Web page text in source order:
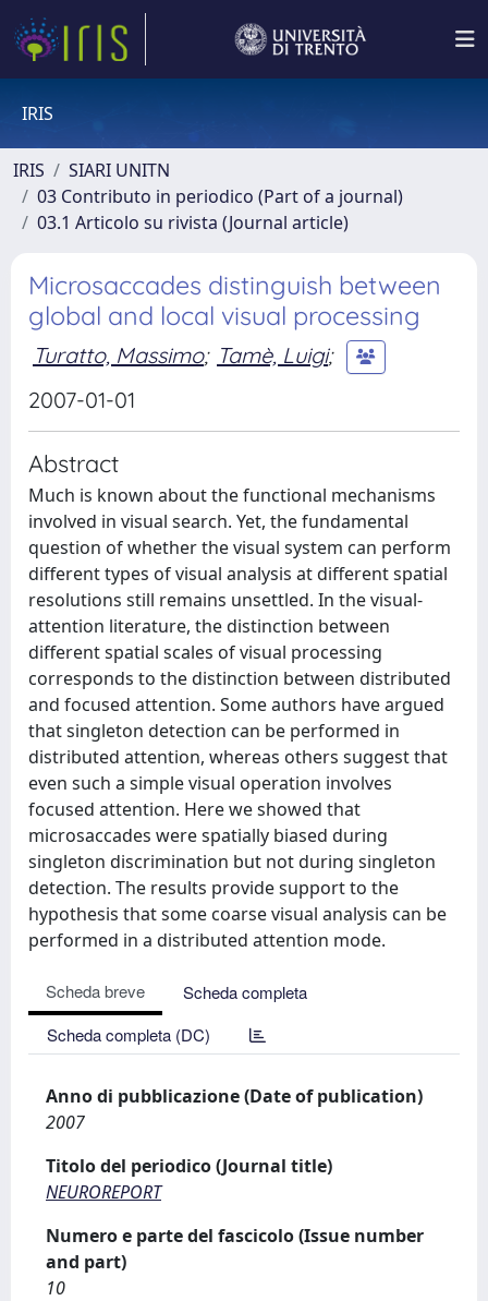
IRIS
IRIS
SIARI UNITN
03 Contributo in periodico (Part of a journal)
03.1 Articolo su rivista (Journal article)
Microsaccades distinguish between
global and local visual processing
Turatto, Massimo; Tamè, Luigi;
2007-01-01
Abstract
Much is known about the functional mechanisms
involved in visual search. Yet, the fundamental
question of whether the visual system can perform
different types of visual analysis at different spatial
resolutions still remains unsettled. In the visual-
attention literature, the distinction between
different spatial scales of visual processing
corresponds to the distinction between distributed
and focused attention. Some authors have argued
that singleton detection can be performed in
distributed attention, whereas others suggest that
even such a simple visual operation involves
focused attention. Here we showed that
microsaccades were spatially biased during
singleton discrimination but not during singleton
detection. The results provide support to the
hypothesis that some coarse visual analysis can be
performed in a distributed attention mode.
Scheda breve
Scheda completa
Scheda completa (DC)
Anno di pubblicazione (Date of publication)
2007
Titolo del periodico (Journal title)
NEUROREPORT
Numero e parte del fascicolo (Issue number
and part)
10